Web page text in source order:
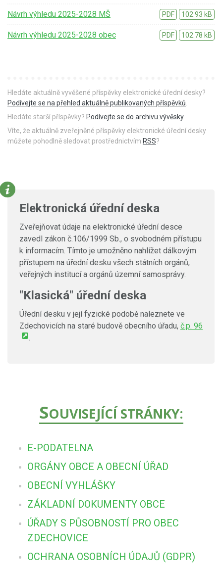
Návrh výhledu 2025-2028 MŠ PDF 102.93 kB
Návrh výhledu 2025-2028 obec PDF 102.78 kB
Hledáte aktuálně vyvěšené příspěvky elektronické úřední desky?
Podívejte se na přehled aktuálně publikovaných příspěvků
Hledáte starší příspěvky? Podívejte se do archivu vývěsky.
Víte, že aktuálně zveřejněné příspěvky elektronické úřední desky
můžete pohodlně sledovat prostřednictvím RSS?
Elektronická úřední deska
Zveřejňovat údaje na elektronické úřední desce
zavedl zákon č.106/1999 Sb., o svobodném přístupu
k informacím. Tímto je umožněno nahlížet dálkovým
přístupem na úřední desku všech státních orgánů,
veřejných institucí a orgánů územní samosprávy.
"Klasická" úřední deska
Úřední desku v její fyzické podobě naleznete ve
Zdechovicích na staré budově obecního úřadu, č.p. 96
.
SOUVISEJÍCÍ STRÁNKY:
E-PODATELNA
ORGÁNY OBCE A OBECNÍ ÚŘAD
OBECNÍ VYHLÁŠKY
ZÁKLADNÍ DOKUMENTY OBCE
ÚŘADY S PŮSOBNOSTÍ PRO OBEC
ZDECHOVICE
OCHRANA OSOBNÍCH ÚDAJŮ (GDPR)